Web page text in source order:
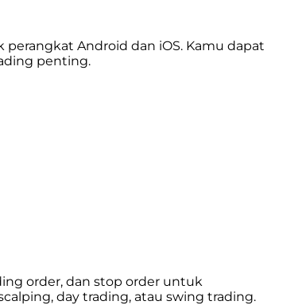
Android dan iOS. Kamu dapat
penting.
order, dan stop order untuk
day trading, atau swing trading.